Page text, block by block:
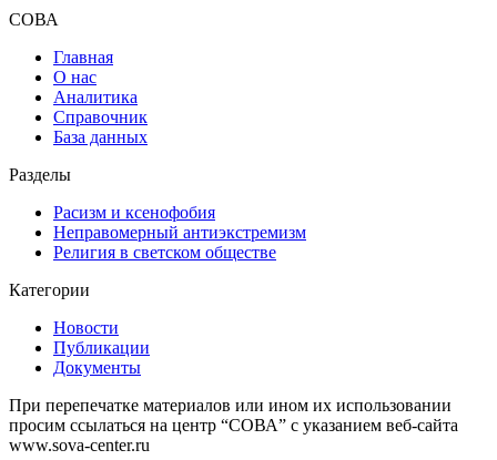
СОВА
Главная
О нас
Аналитика
Справочник
База данных
Разделы
Расизм и ксенофобия
Неправомерный антиэкстремизм
Религия в светском обществе
Категории
Новости
Публикации
Документы
При перепечатке материалов или ином их использовании
просим ссылаться на центр “СОВА” с указанием веб-сайта
www.sova-center.ru